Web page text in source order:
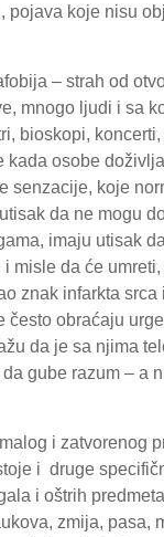
pojava koje nisu
– strah od
mnogo ljudi i sa
bioskopi,
kada osobe
senzacije, koje
da ne mogu
imaju utisak
misle da će
znak infarkta srca
često obraćaju
da je sa njima
gube razum – a
i zatvorenog
i druge
i oštrih
zmija, pasa,